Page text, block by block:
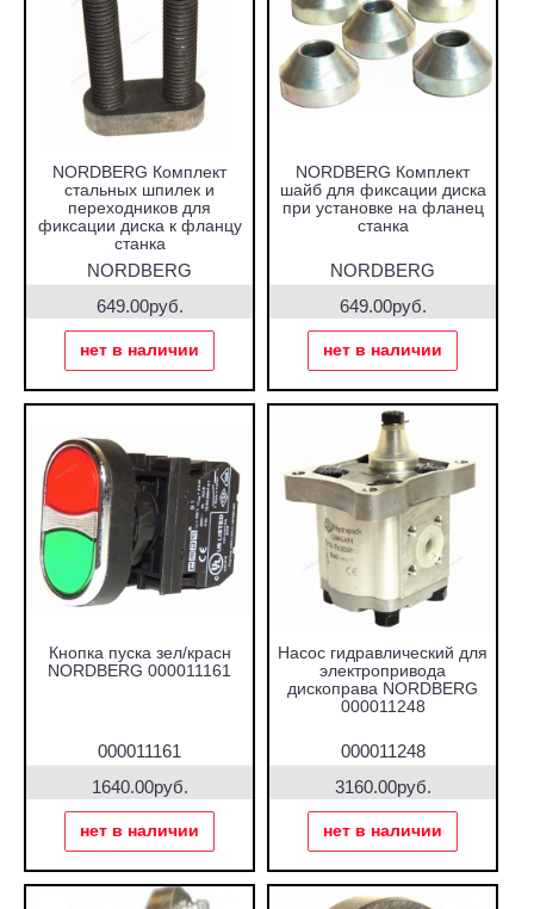
NORDBERG Комплект
стальных шпилек и
переходников для
фиксации диска к фланцу
станка
NORDBERG
649.00руб.
нет в наличии
NORDBERG Комплект
шайб для фиксации диска
при установке на фланец
станка
NORDBERG
649.00руб.
нет в наличии
Кнопка пуска зел/красн
NORDBERG 000011161
000011161
1640.00руб.
нет в наличии
Насос гидравлический для
электропривода
дископрава NORDBERG
000011248
000011248
3160.00руб.
нет в наличии